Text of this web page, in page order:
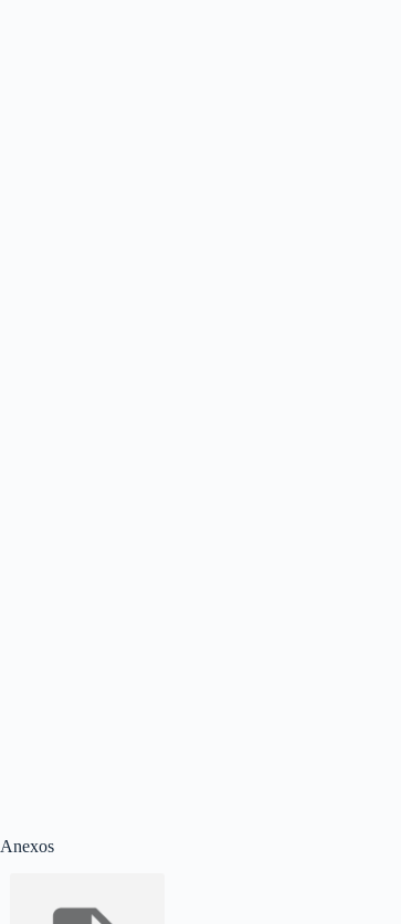
Anexos